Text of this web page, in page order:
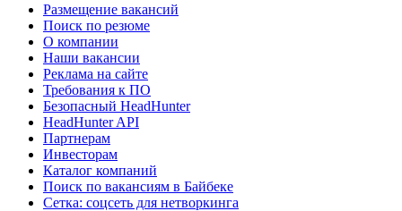
Размещение вакансий
Поиск по резюме
О компании
Наши вакансии
Реклама на сайте
Требования к ПО
Безопасный HeadHunter
HeadHunter API
Партнерам
Инвесторам
Каталог компаний
Поиск по вакансиям в Байбеке
Сетка: соцсеть для нетворкинга